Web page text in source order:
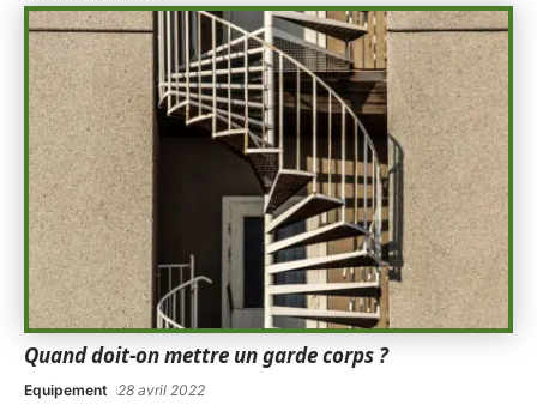
Quand doit-on mettre un garde corps ?
Equipement 28 avril 2022